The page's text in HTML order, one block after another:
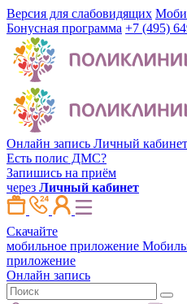
Версия для слабовидящих
Бонусная программа +7 (495)
Онлайн запись Личный кабинет
Есть полис ДМС?
Запишись на приём
через Личный кабинет
Скачайте
мобильное приложение
приложение
Онлайн запись